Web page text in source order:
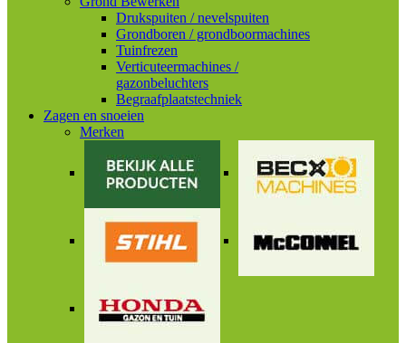
Drukspuiten / nevelspuiten
Grondboren / grondboormachines
Tuinfrezen
Verticuteermachines /
gazonbeluchters
Begraafplaatstechniek
Zagen en snoeien
Merken